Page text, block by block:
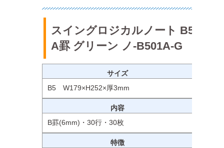
スイングロジカルノート B5
A罫 グリーン ノ-B501A-G
サイズ
B5 W179×H252×厚3mm
内容
B罫(6mm)・30行・30枚
特徴